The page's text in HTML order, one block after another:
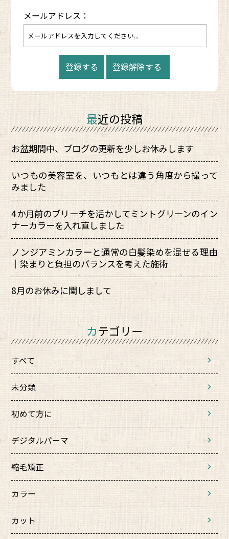
メールアドレス：
最近の投稿
お盆期間中、ブログの更新を少しお休みします
いつもの美容室を、いつもとは違う角度から撮って
みました
4か月前のブリーチを活かしてミントグリーンのイン
ナーカラーを入れ直しました
ノンジアミンカラーと通常の白髪染めを混ぜる理由
｜染まりと負担のバランスを考えた施術
8月のお休みに関しまして
カテゴリー
すべて
未分類
初めて方に
デジタルパーマ
縮毛矯正
カラー
カット